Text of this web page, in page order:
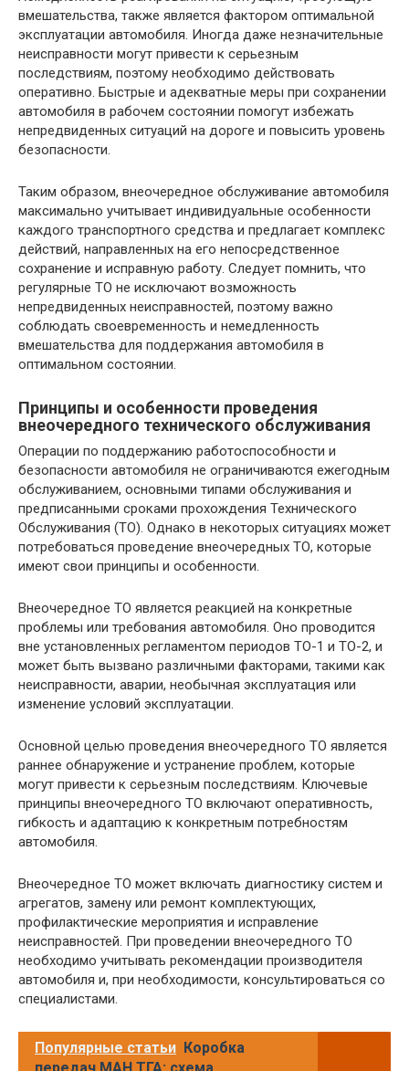
вмешательства, также является фактором оптимальной
эксплуатации автомобиля. Иногда даже незначительные
неисправности могут привести к серьезным
последствиям, поэтому необходимо действовать
оперативно. Быстрые и адекватные меры при сохранении
автомобиля в рабочем состоянии помогут избежать
непредвиденных ситуаций на дороге и повысить уровень
безопасности.
Таким образом, внеочередное обслуживание автомобиля
максимально учитывает индивидуальные особенности
каждого транспортного средства и предлагает комплекс
действий, направленных на его непосредственное
сохранение и исправную работу. Следует помнить, что
регулярные ТО не исключают возможность
непредвиденных неисправностей, поэтому важно
соблюдать своевременность и немедленность
вмешательства для поддержания автомобиля в
оптимальном состоянии.
Принципы и особенности проведения
внеочередного технического обслуживания
Операции по поддержанию работоспособности и
безопасности автомобиля не ограничиваются ежегодным
обслуживанием, основными типами обслуживания и
предписанными сроками прохождения Технического
Обслуживания (ТО). Однако в некоторых ситуациях может
потребоваться проведение внеочередных ТО, которые
имеют свои принципы и особенности.
Внеочередное ТО является реакцией на конкретные
проблемы или требования автомобиля. Оно проводится
вне установленных регламентом периодов ТО-1 и ТО-2, и
может быть вызвано различными факторами, такими как
неисправности, аварии, необычная эксплуатация или
изменение условий эксплуатации.
Основной целью проведения внеочередного ТО является
раннее обнаружение и устранение проблем, которые
могут привести к серьезным последствиям. Ключевые
принципы внеочередного ТО включают оперативность,
гибкость и адаптацию к конкретным потребностям
автомобиля.
Внеочередное ТО может включать диагностику систем и
агрегатов, замену или ремонт комплектующих,
профилактические мероприятия и исправление
неисправностей. При проведении внеочередного ТО
необходимо учитывать рекомендации производителя
автомобиля и, при необходимости, консультироваться со
специалистами.
Популярные статьи Коробка